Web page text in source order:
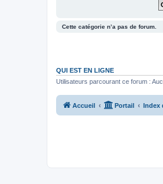
Cette catégorie n’a pas de forum.
QUI EST EN LIGNE
Utilisateurs parcourant ce forum :
Accueil Portail Index